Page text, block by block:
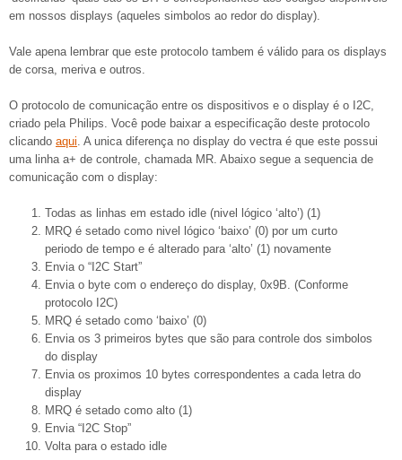
em nossos displays (aqueles simbolos ao redor do display).
Vale apena lembrar que este protocolo tambem é válido para os displays
de corsa, meriva e outros.
O protocolo de comunicação entre os dispositivos e o display é o I2C,
criado pela Philips. Você pode baixar a especificação deste protocolo
clicando aqui. A unica diferença no display do vectra é que este possui
uma linha a+ de controle, chamada MR. Abaixo segue a sequencia de
comunicação com o display:
Todas as linhas em estado idle (nivel lógico ‘alto’) (1)
MRQ é setado como nivel lógico ‘baixo’ (0) por um curto
periodo de tempo e é alterado para ‘alto’ (1) novamente
Envia o “I2C Start”
Envia o byte com o endereço do display, 0x9B. (Conforme
protocolo I2C)
MRQ é setado como ‘baixo’ (0)
Envia os 3 primeiros bytes que são para controle dos simbolos
do display
Envia os proximos 10 bytes correspondentes a cada letra do
display
MRQ é setado como alto (1)
Envia “I2C Stop”
Volta para o estado idle